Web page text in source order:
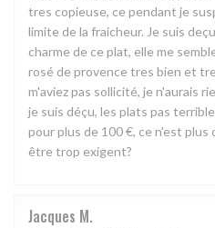
tres copieuse, ce pendant je
limite de la fraicheur. Je suis
charme de ce plat, elle me
rosé de provence tres bien et
m'aviez pas sollicité, je n'aurais
je suis déçu, les plats pas
pour plus de 100 €, ce n'est plus
être trop exigent?
Jacques M